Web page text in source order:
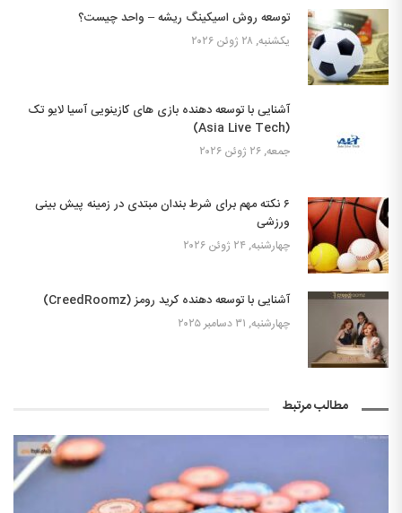
توسعه روش اسیکینگ ریشه – واحد چیست؟
یکشنبه, ۲۸ ژوئن ۲۰۲۶
آشنایی با توسعه دهنده بازی های کازینویی آسیا لایو تک
(Asia Live Tech)
جمعه, ۲۶ ژوئن ۲۰۲۶
۶ نکته مهم برای شرط بندان مبتدی در زمینه پیش بینی
ورزشی
چهارشنبه, ۲۴ ژوئن ۲۰۲۶
آشنایی با توسعه دهنده کرید رومز (CreedRoomz)
چهارشنبه, ۳۱ دسامبر ۲۰۲۵
مطالب مرتبط